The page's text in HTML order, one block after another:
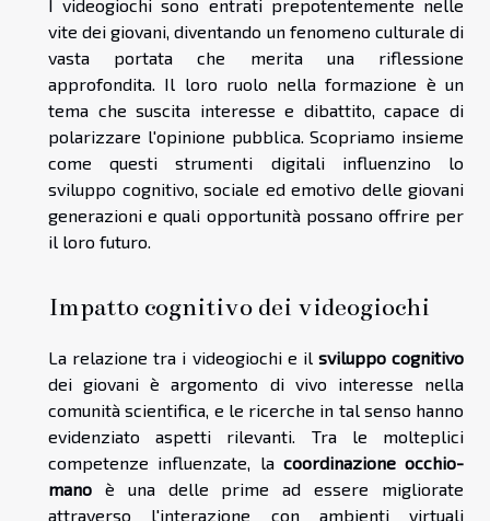
I videogiochi sono entrati prepotentemente nelle
vite dei giovani, diventando un fenomeno culturale di
vasta portata che merita una riflessione
approfondita. Il loro ruolo nella formazione è un
tema che suscita interesse e dibattito, capace di
polarizzare l'opinione pubblica. Scopriamo insieme
come questi strumenti digitali influenzino lo
sviluppo cognitivo, sociale ed emotivo delle giovani
generazioni e quali opportunità possano offrire per
il loro futuro.
Impatto cognitivo dei videogiochi
La relazione tra i videogiochi e il sviluppo cognitivo
dei giovani è argomento di vivo interesse nella
comunità scientifica, e le ricerche in tal senso hanno
evidenziato aspetti rilevanti. Tra le molteplici
competenze influenzate, la coordinazione occhio-
mano è una delle prime ad essere migliorate
attraverso l'interazione con ambienti virtuali